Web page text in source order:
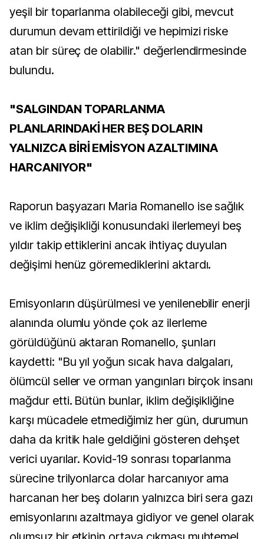
yeşil bir toparlanma olabileceği gibi, mevcut
durumun devam ettirildiği ve hepimizi riske
atan bir süreç de olabilir." değerlendirmesinde
bulundu.
"SALGINDAN TOPARLANMA
PLANLARINDAKİ HER BEŞ DOLARIN
YALNIZCA BİRİ EMİSYON AZALTIMINA
HARCANIYOR"
Raporun başyazarı Maria Romanello ise sağlık
ve iklim değişikliği konusundaki ilerlemeyi beş
yıldır takip ettiklerini ancak ihtiyaç duyulan
değişimi henüz göremediklerini aktardı.
Emisyonların düşürülmesi ve yenilenebilir enerji
alanında olumlu yönde çok az ilerleme
görüldüğünü aktaran Romanello, şunları
kaydetti: "Bu yıl yoğun sıcak hava dalgaları,
ölümcül seller ve orman yangınları birçok insanı
mağdur etti. Bütün bunlar, iklim değişikliğine
karşı mücadele etmediğimiz her gün, durumun
daha da kritik hale geldiğini gösteren dehşet
verici uyarılar. Kovid-19 sonrası toparlanma
sürecine trilyonlarca dolar harcanıyor ama
harcanan her beş doların yalnızca biri sera gazı
emisyonlarını azaltmaya gidiyor ve genel olarak